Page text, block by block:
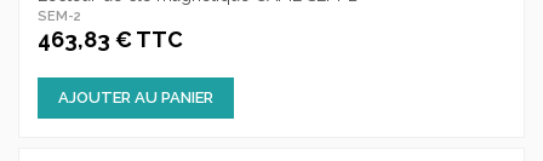
SEM-2
463,83 € TTC
AJOUTER AU PANIER